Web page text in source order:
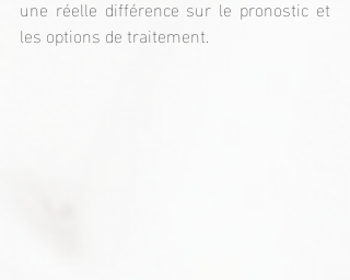
une réelle différence sur le pronostic et
les options de traitement.